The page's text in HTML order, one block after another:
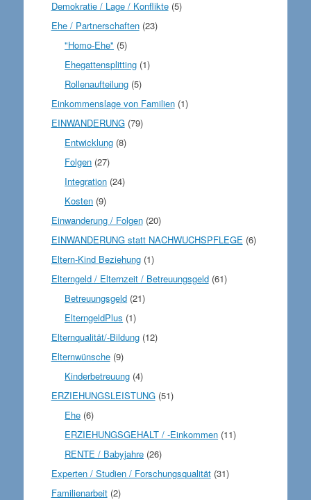
Demokratie / Lage / Konflikte(5)
Ehe / Partnerschaften(23)
"Homo-Ehe" (5)
Ehegattensplitting (1)
Rollenaufteilung (5)
Einkommenslage von Familien(1)
EINWANDERUNG(79)
Entwicklung (8)
Folgen (27)
Integration (24)
Kosten (9)
Einwanderung / Folgen(20)
EINWANDERUNG statt NACHWUCHSPFLEGE (6)
Eltern-Kind Beziehung(1)
Elterngeld / Elternzeit / Betreuungsgeld(61)
Betreuungsgeld (21)
ElterngeldPlus (1)
Elternqualität/-Bildung(12)
Elternwünsche(9)
Kinderbetreuung (4)
ERZIEHUNGSLEISTUNG(51)
Ehe (6)
ERZIEHUNGSGEHALT / -Einkommen (11)
RENTE / Babyjahre (26)
Experten / Studien / Forschungsqualität(31)
Familienarbeit(2)